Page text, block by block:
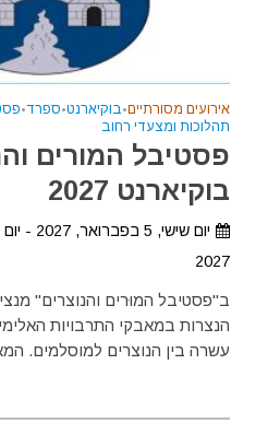
אירועים מסורתיים•בוקיארנט•ספרד•
תהלוכות ומצעדי רחוב
פסטיבל המורים
בוקיארנט 2027
2027
ב"פסטיבל המוּרים והנוצרים"
הנצרות במאבקי התרבויות
עשרה בין הנוצרים למוסלמים.